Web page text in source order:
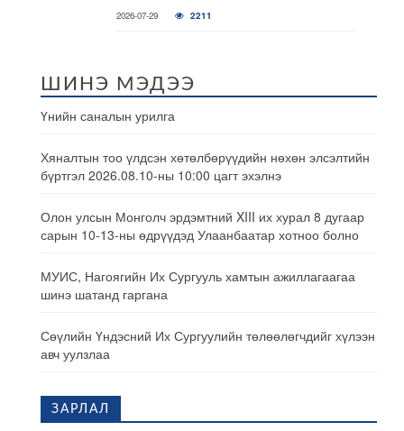
2026-07-29 2211
ШИНЭ МЭДЭЭ
Үнийн саналын урилга
Хяналтын тоо үлдсэн хөтөлбөрүүдийн нөхөн элсэлтийн
бүртгэл 2026.08.10-ны 10:00 цагт эхэлнэ
Олон улсын Монголч эрдэмтний XIII их хурал 8 дугаар
сарын 10-13-ны өдрүүдэд Улаанбаатар хотноо болно
МУИС, Нагоягийн Их Сургууль хамтын ажиллагаагаа
шинэ шатанд гаргана
Сөүлийн Үндэсний Их Сургуулийн төлөөлөгчдийг хүлээн
авч уулзлаа
ЗАРЛАЛ